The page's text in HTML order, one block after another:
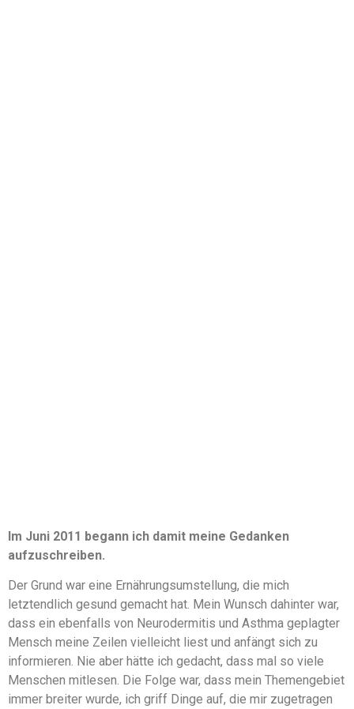
Im Juni 2011 begann ich damit meine Gedanken
aufzuschreiben.
Der Grund war eine Ernährungsumstellung, die mich
letztendlich gesund gemacht hat. Mein Wunsch dahinter war,
dass ein ebenfalls von Neurodermitis und Asthma geplagter
Mensch meine Zeilen vielleicht liest und anfängt sich zu
informieren. Nie aber hätte ich gedacht, dass mal so viele
Menschen mitlesen. Die Folge war, dass mein Themengebiet
immer breiter wurde, ich griff Dinge auf, die mir zugetragen